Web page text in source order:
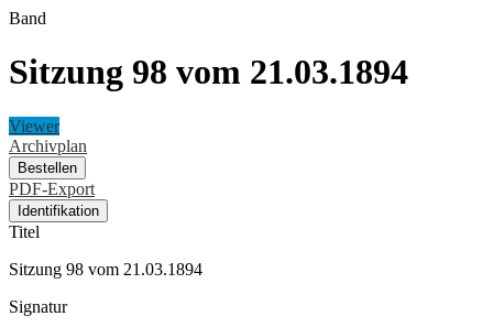
Band
Sitzung 98 vom 21.03.1894
Viewer
Archivplan
Bestellen
PDF-Export
Identifikation
Titel
Sitzung 98 vom 21.03.1894
Signatur